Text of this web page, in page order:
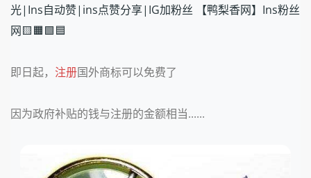
光|Ins自动赞|ins点赞分享|IG加粉丝 【鸭梨香网】Ins粉丝
网🟨🟧🟩🟦
即日起， 注册国外商标可以免费了
因为政府补贴的钱与注册的金额相当......